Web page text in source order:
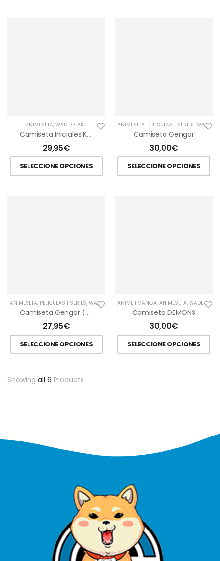
ANIMESETA, WADE OTAKU
Camiseta Iniciales Kanto
29,95€
SELECCIONE OPCIONES
ANIMESETA, PELÍCULAS | SERIES, WADE OTAKU
Camiseta Gengar
30,00€
SELECCIONE OPCIONES
ANIMESETA, PELÍCULAS | SERIES, WADE OTAKU
Camiseta Gengar (Diseño Solo Por Delante)
27,95€
SELECCIONE OPCIONES
ANIME | MANGA, ANIMESETA, WADE OTAKU
Camiseta DEMONS
30,00€
SELECCIONE OPCIONES
Showing all 6 Products